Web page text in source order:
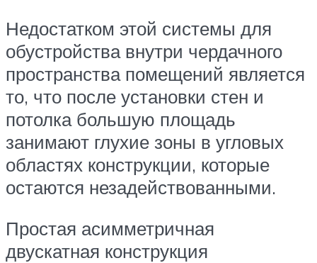
Недостатком этой системы для
обустройства внутри чердачного
пространства помещений является
то, что после установки стен и
потолка большую площадь
занимают глухие зоны в угловых
областях конструкции, которые
остаются незадействованными.
Простая асимметричная
двускатная конструкция